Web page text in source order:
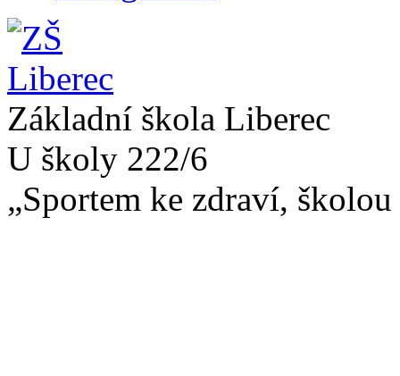
Základní škola Liberec
U školy 222/6
„Sportem ke zdraví,